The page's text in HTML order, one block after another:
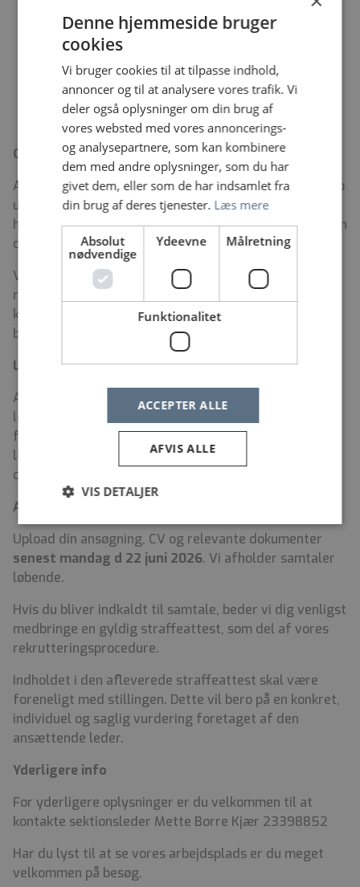
vagtplanlægning og kvalitetsteam
Mulighed for faglig og personlig udvikling
En arbejdsplads med et vigtigt samfundsmæssigt
Dygtige kolleger med høj faglighed og stort
engagement
Om Akuttelefonen 1813
Akuttelefonen 1813 er borgernes indgang til akut hjælp
uden for egen læges åbningstid. Hvert år hjælper vi
hundredtusindvis af borgere med rådgivning, visitation
og adgang til den rette behandling.
Vi arbejder hver dag for at sikre, at borgerne får den
rette hjælp på det rette tidspunkt – med høj faglig
kvalitet, stærkt samarbejde og fokus på den samlede
borgeroplevelse.
Løn og ansættelsesforhold
Ansættelse sker i henhold til overenskomst for ikke-
ledende personale på Sundhedskartellets område. Løn
fastsættes efter gældende overenskomst og
lokalaftaler i Akutberedskabet. Pension i henhold til
overenskomst.
Ansøgningsfrist
Upload din ansøgning, CV og relevante dokumenter
senest mandag d 22 juni 2026. Vi afholder samtaler
løbende.
Hvis du bliver indkaldt til samtale, beder vi dig venligst
medbringe en gyldig straffeattest, som del af vores
rekrutteringsprocedure.
Indholdet i den afleverede straffeattest skal være
foreneligt med stillingen. Dette vil bero på en konkret,
individuel og saglig vurdering foretaget af den
ansættende leder.
Yderligere info
For yderligere oplysninger er du velkommen til at
kontakte sektionsleder Mette Borre Kjær 23398852
Har du lyst til at se vores arbejdsplads er du meget
velkommen på besøg.
Denne hjemmeside bruger
cookies
Vi bruger cookies til at tilpasse indhold,
annoncer og til at analysere vores trafik. Vi
deler også oplysninger om din brug af
vores websted med vores annoncerings-
og analysepartnere, som kan kombinere
dem med andre oplysninger, som du har
givet dem, eller som de har indsamlet fra
din brug af deres tjenester. Læs mere
Absolut
nødvendige
Ydeevne Målretning
Funktionalitet
ACCEPTER ALLE
AFVIS ALLE
VIS DETALJER